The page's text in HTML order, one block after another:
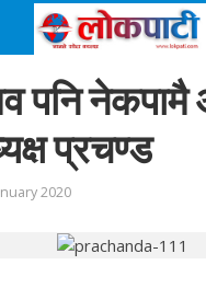
पनि
प्रचण्ड
2020